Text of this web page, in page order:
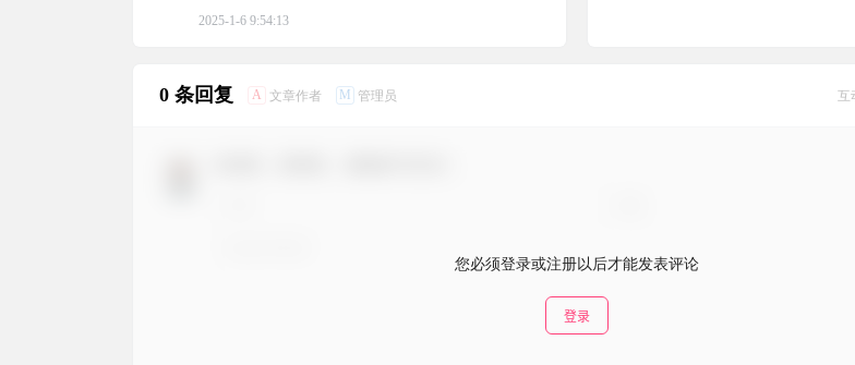
吸引力，用于演示等多种场景
2025-1-6 9:54:13
0 条回复 A 文章作者 M 管理员 互
您必须登录或注册以后才能发表评论
登录